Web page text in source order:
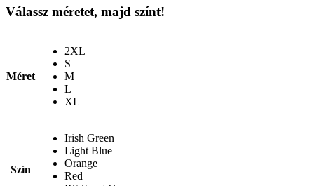
Válassz méretet, majd színt!
Méret
2XL
S
M
L
XL
Szín
Irish Green
Light Blue
Orange
Red